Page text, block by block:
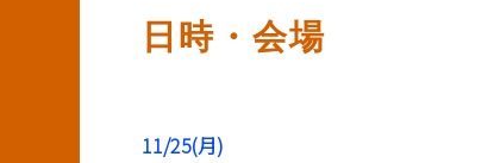
主催・後援・委員
日時・会場
11/25(月)